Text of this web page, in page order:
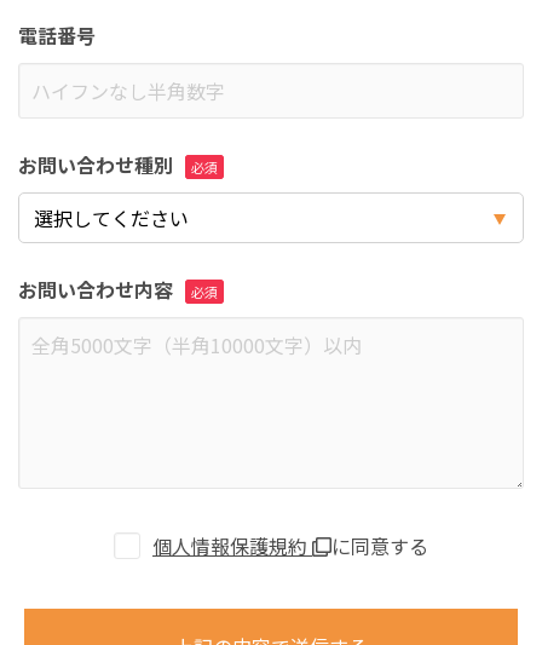
電話番号
お問い合わせ種別
お問い合わせ内容
個人情報保護規約 に同意する